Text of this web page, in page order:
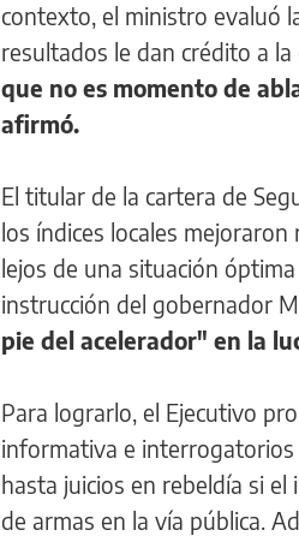
contexto, el ministro evaluó
resultados le dan crédito a
que no es momento de
afirmó.
El titular de la cartera de
los índices locales mejoraron
lejos de una situación
instrucción del gobernador
pie del acelerador" en la
Para lograrlo, el Ejecutivo
informativa e interrogatorios
hasta juicios en rebeldía si
de armas en la vía pública.